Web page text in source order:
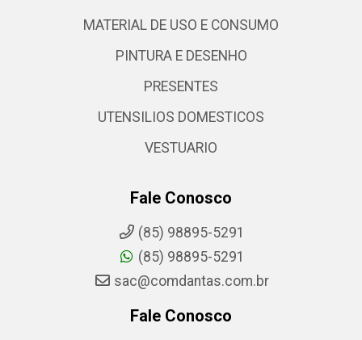
MATERIAL DE USO E CONSUMO
PINTURA E DESENHO
PRESENTES
UTENSILIOS DOMESTICOS
VESTUARIO
Fale Conosco
(85) 98895-5291
(85) 98895-5291
sac@comdantas.com.br
Fale Conosco